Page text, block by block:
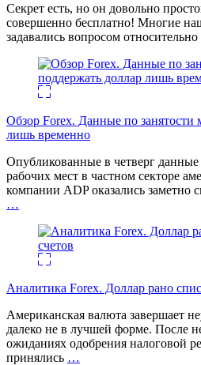
Секрет есть, но он довольно
совершенно бесплатно! Многие
задавались вопросом
Обзор Forex. Данные по занятости
лишь временно
Опубликованные в четверг
рабочих мест в частном секторе
компании ADP оказались заметно
…
Аналитика Forex. Доллар рано
Американская валюта завершает
далеко не в лучшей форме. После
ожиданиях одобрения налоговой
принялись …